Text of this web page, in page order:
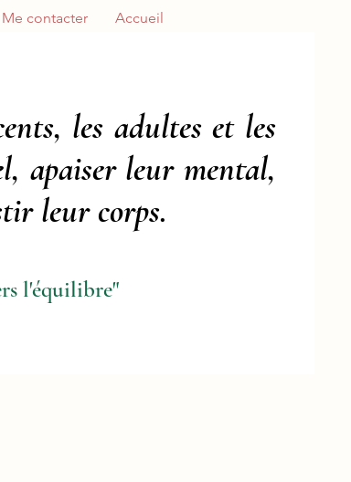
les adultes et les
apaiser leur mental,
leur corps.
l'équilibre"
Accueil
Me contacter